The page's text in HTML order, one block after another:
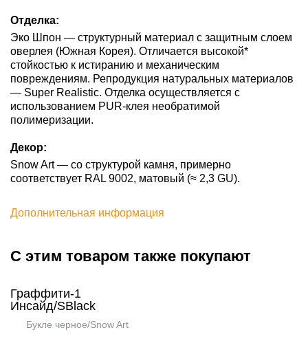
Отделка:
Эко Шпон — структурный материал с защитным слоем
оверлея (Южная Корея). Отличается высокой*
стойкостью к истиранию и механическим
повреждениям. Репродукция натуральных материалов
— Super Realistic. Отделка осуществляется с
использованием PUR-клея необратимой
полимеризации.
Декор:
Snow Art — со структурой камня, примерно
соответствует RAL 9002, матовый (≈ 2,3 GU).
Дополнительная информация
С этим товаром также покупают
Граффити-1
Инсайд/SBlack
Букле черное/Snow Art